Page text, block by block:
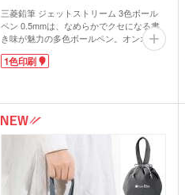
三菱鉛筆 ジェットストリーム 3色ボール
ペン 0.5mmは、なめらかでクセになる書
き味が魅力の多色ボールペン。オンオフ問
わず使いやすい、黒・赤・青の超・低摩擦
ジェットストリームインクを搭載していま
たりかすれやすい印象のある油性インクで
すが、ジェットストリームは軽い筆記でく
っきりと濃い描線が書けます。
軸に1色で名入れできるので、企業名や学
校名を印刷すれば販促効果抜群!おしゃれ
なオリジナル化粧箱に入れて、周年記念品
や卒業記念品としてお渡しするのにおすす
めです。
1色印刷